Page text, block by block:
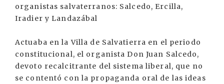
organistas salvaterranos: Salcedo, Ercilla,
Iradier y Landazábal
Actuaba en la Villa de Salvatierra en el periodo
constitucional, el organista Don Juan Salcedo,
devoto recalcitrante del sistema liberal, que no
se contentó con la propaganda oral de las ideas